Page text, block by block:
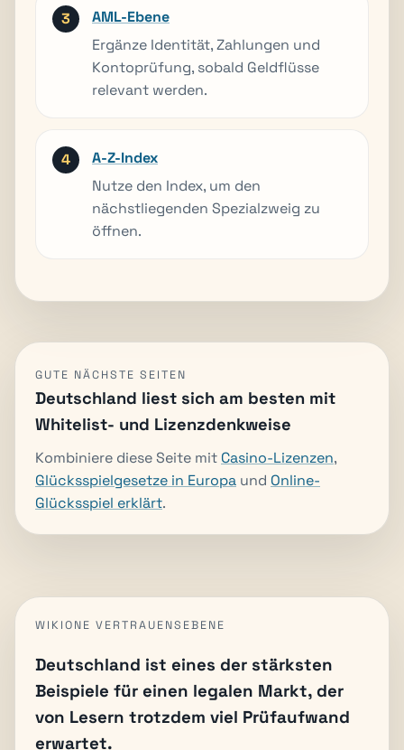
AML-Ebene
Ergänze Identität, Zahlungen und
Kontoprüfung, sobald Geldflüsse
relevant werden.
A-Z-Index
Nutze den Index, um den
nächstliegenden Spezialzweig zu
öffnen.
GUTE NÄCHSTE SEITEN
Deutschland liest sich am besten mit
Whitelist- und Lizenzdenkweise
Kombiniere diese Seite mit Casino-Lizenzen,
Glücksspielgesetze in Europa und Online-
Glücksspiel erklärt.
WIKIONE VERTRAUENSEBENE
Deutschland ist eines der stärksten
Beispiele für einen legalen Markt, der
von Lesern trotzdem viel Prüfaufwand
erwartet.